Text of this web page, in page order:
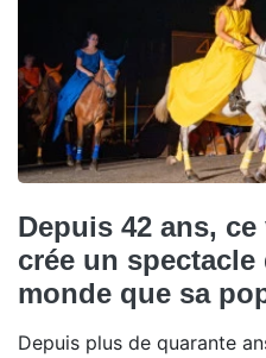
Depuis 42 ans,
crée un
monde que sa
Depuis plus de quarante